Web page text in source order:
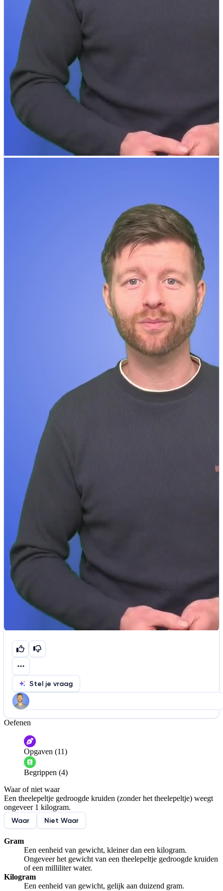
Stel je vraag
Help ons de video te verbeteren
De audio is slecht
Informatie is onjuist
De docent is te langdradig
De uitleg gaat te langzaam
Afspelen werkte niet
Oefenen
Opgaven (11)
Begrippen (4)
Waar of niet waar
Een theelepeltje gedroogde kruiden (zonder het theelepeltje) weegt
ongeveer 1 kilogram.
Waar
Niet Waar
Gram
Een eenheid van gewicht, kleiner dan een kilogram.
Ongeveer het gewicht van een theelepeltje gedroogde kruiden
of een milliliter water.
Kilogram
Een eenheid van gewicht, gelijk aan duizend gram.